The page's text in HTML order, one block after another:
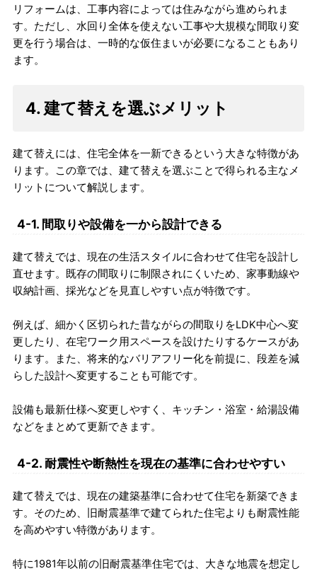
リフォームは、工事内容によっては住みながら進められま
す。ただし、水回り全体を使えない工事や大規模な間取り変
更を行う場合は、一時的な仮住まいが必要になることもあり
ます。
4. 建て替えを選ぶメリット
建て替えには、住宅全体を一新できるという大きな特徴があ
ります。この章では、建て替えを選ぶことで得られる主なメ
リットについて解説します。
4-1. 間取りや設備を一から設計できる
建て替えでは、現在の生活スタイルに合わせて住宅を設計し
直せます。既存の間取りに制限されにくいため、家事動線や
収納計画、採光などを見直しやすい点が特徴です。
例えば、細かく区切られた昔ながらの間取りをLDK中心へ変
更したり、在宅ワーク用スペースを設けたりするケースがあ
ります。また、将来的なバリアフリー化を前提に、段差を減
らした設計へ変更することも可能です。
設備も最新仕様へ変更しやすく、キッチン・浴室・給湯設備
などをまとめて更新できます。
4-2. 耐震性や断熱性を現在の基準に合わせやすい
建て替えでは、現在の建築基準に合わせて住宅を新築できま
す。そのため、旧耐震基準で建てられた住宅よりも耐震性能
を高めやすい特徴があります。
特に1981年以前の旧耐震基準住宅では、大きな地震を想定し